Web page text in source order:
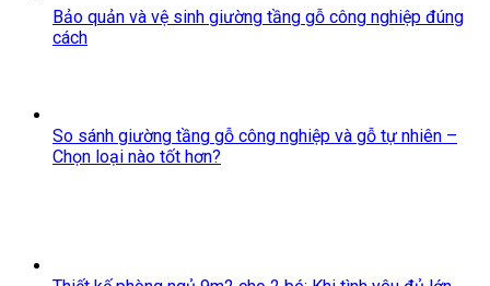
Bảo quản và vệ sinh giường tầng gỗ công nghiệp đúng
cách
So sánh giường tầng gỗ công nghiệp và gỗ tự nhiên –
Chọn loại nào tốt hơn?